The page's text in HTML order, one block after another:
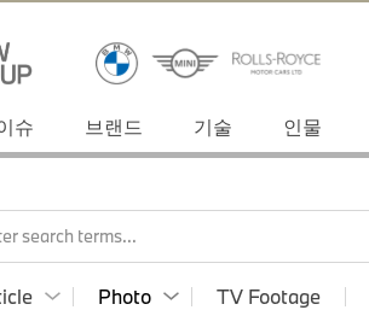
슈 브랜드 기술 인물
search terms...
Photo TV Footage